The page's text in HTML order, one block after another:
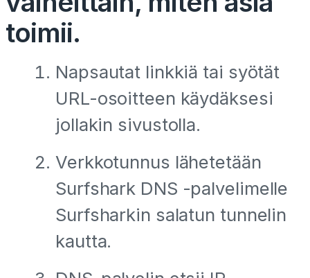
toimii.
Napsautat linkkiä tai syötät
URL-osoitteen käydäksesi
jollakin sivustolla.
Verkkotunnus lähetetään
Surfshark DNS -palvelimelle
Surfsharkin salatun tunnelin
kautta.